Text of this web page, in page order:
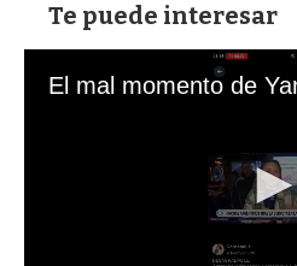
Te puede interesar